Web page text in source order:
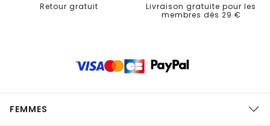
Retour gratuit
Livraison gratuite pour les
membres dès 29 €
FEMMES